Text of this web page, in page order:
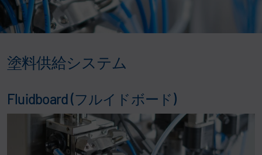
塗料供給システム
Fluidboard (フルイドボード)